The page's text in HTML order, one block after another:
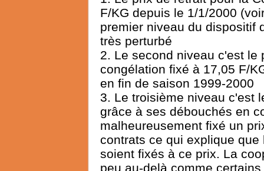
F/KG depuis le 1/1/2000
premier niveau du dispositif
très perturbé
2. Le second niveau c'est le
congélation fixé à 17,05 F/
en fin de saison 1999-2000
3. Le troisième niveau c'est
grâce à ses débouchés en
malheureusement fixé un
contrats ce qui explique
soient fixés à ce prix. La
peu au-delà comme